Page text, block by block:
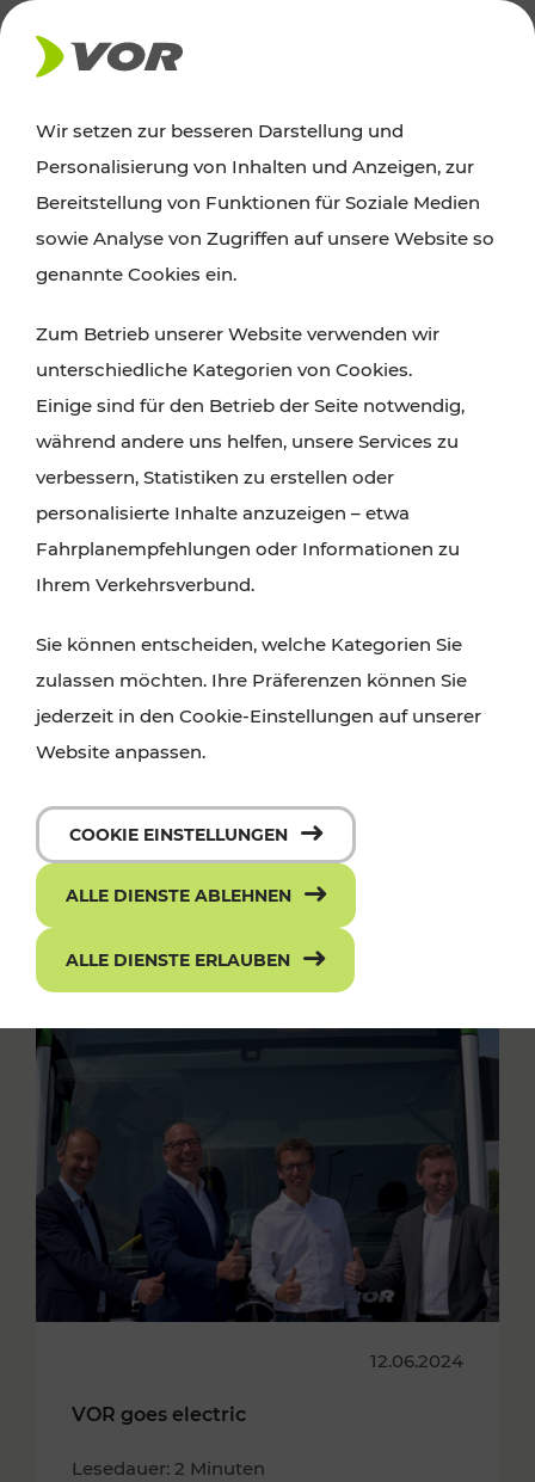
AKTUELLES
News
Alle wichtigen Meldungen zu Fahrplanänderungen,
finden Sie hier im Überblick.
12.06.2024
VOR goes electric
Lesedauer: 2 Minuten
Wir setzen zur besseren Darstellung und
Personalisierung von Inhalten und Anzeigen, zur
Bereitstellung von Funktionen für Soziale Medien
sowie Analyse von Zugriffen auf unsere Website so
genannte Cookies ein.
Zum Betrieb unserer Website verwenden wir
unterschiedliche Kategorien von Cookies.
Einige sind für den Betrieb der Seite notwendig,
während andere uns helfen, unsere Services zu
verbessern, Statistiken zu erstellen oder
personalisierte Inhalte anzuzeigen – etwa
Fahrplanempfehlungen oder Informationen zu
Ihrem Verkehrsverbund.
Sie können entscheiden, welche Kategorien Sie
zulassen möchten. Ihre Präferenzen können Sie
jederzeit in den Cookie-Einstellungen auf unserer
Website anpassen.
COOKIE EINSTELLUNGEN
ALLE DIENSTE ABLEHNEN
ALLE DIENSTE ERLAUBEN